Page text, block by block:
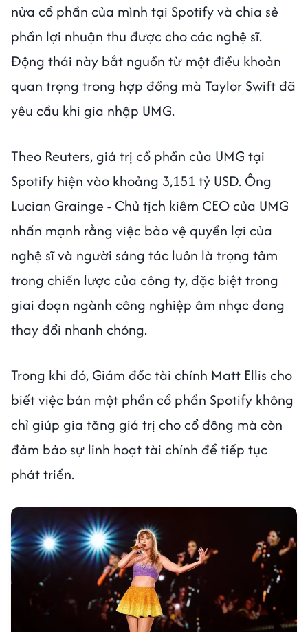
nửa cổ phần của mình tại Spotify và chia sẻ
phần lợi nhuận thu được cho các nghệ sĩ.
Động thái này bắt nguồn từ một điều khoản
quan trọng trong hợp đồng mà Taylor Swift đã
yêu cầu khi gia nhập UMG.
Theo Reuters, giá trị cổ phần của UMG tại
Spotify hiện vào khoảng 3,151 tỷ USD. Ông
Lucian Grainge - Chủ tịch kiêm CEO của UMG
nhấn mạnh rằng việc bảo vệ quyền lợi của
nghệ sĩ và người sáng tác luôn là trọng tâm
trong chiến lược của công ty, đặc biệt trong
giai đoạn ngành công nghiệp âm nhạc đang
thay đổi nhanh chóng.
Trong khi đó, Giám đốc tài chính Matt Ellis cho
biết việc bán một phần cổ phần Spotify không
chỉ giúp gia tăng giá trị cho cổ đông mà còn
đảm bảo sự linh hoạt tài chính để tiếp tục
phát triển.